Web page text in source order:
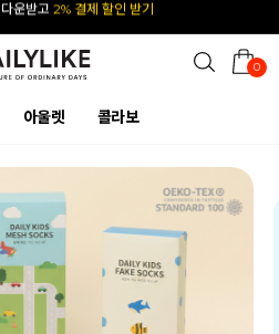
하면1천원 즉시 할인 쿠폰
0
아울렛 콜라보